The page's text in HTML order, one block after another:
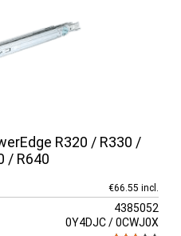
R320 / R330 /
/ R640
€66.55 incl.
4385052
0Y4DJC / 0CWJ0X